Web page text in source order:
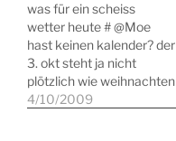
was für ein scheiss
wetter heute # @Moe
hast keinen kalender? der
3. okt steht ja nicht
plötzlich wie weihnachten
vor der tür in reply to Moe
4/10/2009